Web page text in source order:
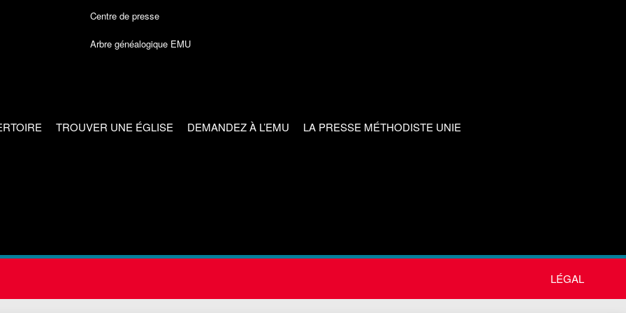
Centre de presse
Arbre généalogique EMU
TROUVER UNE ÉGLISE DEMANDEZ À L’EMU LA PRESSE MÉTHODISTE UNIE
LÉGAL